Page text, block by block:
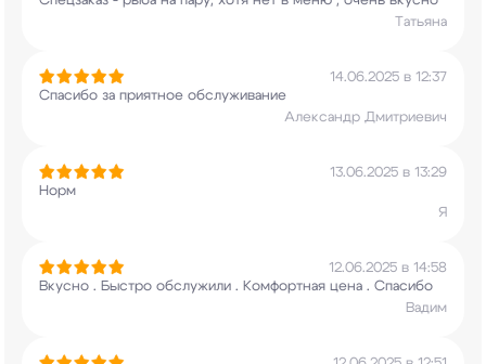
Татьяна
14.06.2025 в 12:37
Спасибо за приятное обслуживание
Александр Дмитриевич
13.06.2025 в 13:29
Норм
Я
12.06.2025 в 14:58
Вкусно . Быстро обслужили . Комфортная цена . Спасибо
Вадим